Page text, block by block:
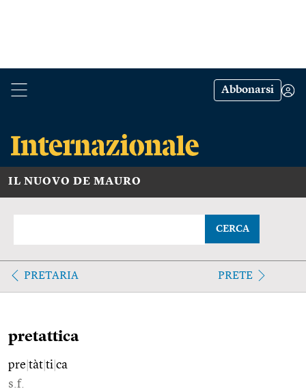
Abbonarsi
IL NUOVO DE MAURO
CERCA
PRETARIA PRETE
pretattica
pre tàt ti ca
s.f.